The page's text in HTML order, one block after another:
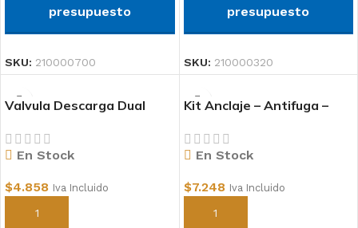
presupuesto
SKU: 210000700
presupuesto
SKU: 210000320
Valvula Descarga Dual
En Stock
$4.858 Iva Incluido
Añadir al carrito
Kit Anclaje – Antifuga –
En Stock
$7.248 Iva Incluido
Añadir al carrito